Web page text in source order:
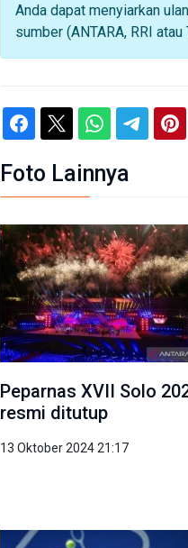
Anda dapat menyiarkan
sumber (ANTARA, RRI atau
Foto Lainnya
Peparnas XVII Solo
resmi ditutup
13 Oktober 2024 21:17